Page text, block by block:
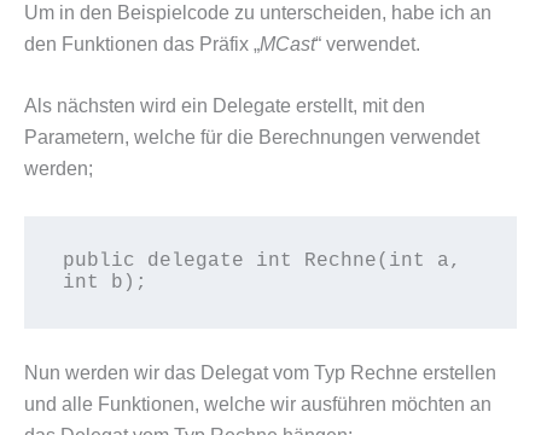
Um in den Beispielcode zu unterscheiden, habe ich an
den Funktionen das Präfix „MCast“ verwendet.
Als nächsten wird ein Delegate erstellt, mit den
Parametern, welche für die Berechnungen verwendet
werden;
public delegate int Rechne(int a,
int b);
Nun werden wir das Delegat vom Typ Rechne erstellen
und alle Funktionen, welche wir ausführen möchten an